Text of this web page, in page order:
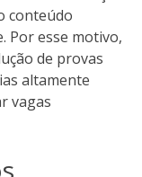
conteúdo
Por esse motivo,
de provas
altamente
vagas